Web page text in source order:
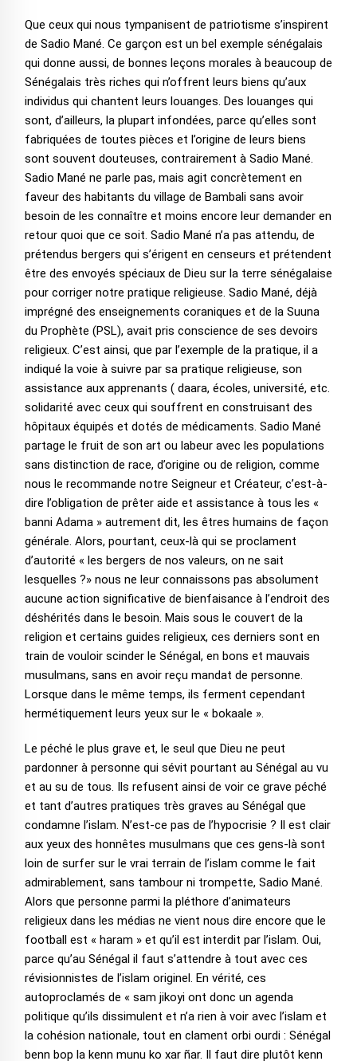
Que ceux qui nous tympanisent de patriotisme s’inspirent
de Sadio Mané. Ce garçon est un bel exemple sénégalais
qui donne aussi, de bonnes leçons morales à beaucoup de
Sénégalais très riches qui n’offrent leurs biens qu’aux
individus qui chantent leurs louanges. Des louanges qui
sont, d’ailleurs, la plupart infondées, parce qu’elles sont
fabriquées de toutes pièces et l’origine de leurs biens
sont souvent douteuses, contrairement à Sadio Mané.
Sadio Mané ne parle pas, mais agit concrètement en
faveur des habitants du village de Bambali sans avoir
besoin de les connaître et moins encore leur demander en
retour quoi que ce soit. Sadio Mané n’a pas attendu, de
prétendus bergers qui s’érigent en censeurs et prétendent
être des envoyés spéciaux de Dieu sur la terre sénégalaise
pour corriger notre pratique religieuse. Sadio Mané, déjà
imprégné des enseignements coraniques et de la Suuna
du Prophète (PSL), avait pris conscience de ses devoirs
religieux. C’est ainsi, que par l’exemple de la pratique, il a
indiqué la voie à suivre par sa pratique religieuse, son
assistance aux apprenants ( daara, écoles, université, etc.
solidarité avec ceux qui souffrent en construisant des
hôpitaux équipés et dotés de médicaments. Sadio Mané
partage le fruit de son art ou labeur avec les populations
sans distinction de race, d’origine ou de religion, comme
nous le recommande notre Seigneur et Créateur, c’est-à-
dire l’obligation de prêter aide et assistance à tous les «
banni Adama » autrement dit, les êtres humains de façon
générale. Alors, pourtant, ceux-là qui se proclament
d’autorité « les bergers de nos valeurs, on ne sait
lesquelles ?» nous ne leur connaissons pas absolument
aucune action significative de bienfaisance à l’endroit des
déshérités dans le besoin. Mais sous le couvert de la
religion et certains guides religieux, ces derniers sont en
train de vouloir scinder le Sénégal, en bons et mauvais
musulmans, sans en avoir reçu mandat de personne.
Lorsque dans le même temps, ils ferment cependant
hermétiquement leurs yeux sur le « bokaale ».
Le péché le plus grave et, le seul que Dieu ne peut
pardonner à personne qui sévit pourtant au Sénégal au vu
et au su de tous. Ils refusent ainsi de voir ce grave péché
et tant d’autres pratiques très graves au Sénégal que
condamne l’islam. N’est-ce pas de l’hypocrisie ? Il est clair
aux yeux des honnêtes musulmans que ces gens-là sont
loin de surfer sur le vrai terrain de l’islam comme le fait
admirablement, sans tambour ni trompette, Sadio Mané.
Alors que personne parmi la pléthore d’animateurs
religieux dans les médias ne vient nous dire encore que le
football est « haram » et qu’il est interdit par l’islam. Oui,
parce qu’au Sénégal il faut s’attendre à tout avec ces
révisionnistes de l’islam originel. En vérité, ces
autoproclamés de « sam jikoyi ont donc un agenda
politique qu’ils dissimulent et n’a rien à voir avec l’islam et
la cohésion nationale, tout en clament orbi ourdi : Sénégal
benn bop la kenn munu ko xar ñar. Il faut dire plutôt kenn